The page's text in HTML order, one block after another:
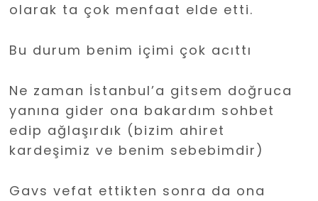
olarak ta çok menfaat elde etti.
Bu durum benim içimi çok acıttı
Ne zaman İstanbul’a gitsem doğruca
yanına gider ona bakardım sohbet
edip ağlaşırdık (bizim ahiret
kardeşimiz ve benim sebebimdir)
Gavs vefat ettikten sonra da ona